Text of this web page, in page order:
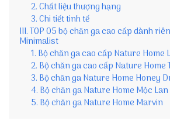
2. Chất liệu thượng hạng
3. Chi tiết tinh tế
III. TOP 05 bộ chăn ga cao cấp dành
Minimalist
1. Bộ chăn ga cao cấp Nature Home
2. Bộ chăn ga cao cấp Nature Home
3. Bộ chăn ga Nature Home Honey
4. Bộ chăn ga Nature Home Mộc Lan
5. Bộ chăn ga Nature Home Marvin